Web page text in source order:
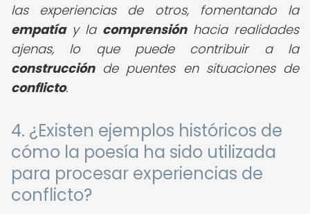
las experiencias de otros, fomentando la
empatíay la comprensiónhacia realidades
ajenas, lo que puede contribuir a la
construcciónde puentes en situaciones de
conflicto.
4. ¿Existen ejemplos históricos de
cómo la poesía ha sido utilizada
para procesar experiencias de
conflicto?